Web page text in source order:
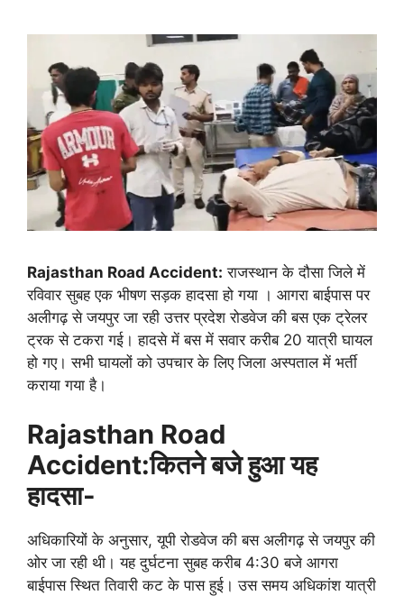
Rajasthan Road Accident: राजस्थान के दौसा जिले में
रविवार सुबह एक भीषण सड़क हादसा हो गया । आगरा बाईपास पर
अलीगढ़ से जयपुर जा रही उत्तर प्रदेश रोडवेज की बस एक ट्रेलर
ट्रक से टकरा गई। हादसे में बस में सवार करीब 20 यात्री घायल
हो गए। सभी घायलों को उपचार के लिए जिला अस्पताल में भर्ती
कराया गया है।
Rajasthan Road
Accident:कितने बजे हुआ यह
हादसा-
अधिकारियों के अनुसार, यूपी रोडवेज की बस अलीगढ़ से जयपुर की
ओर जा रही थी। यह दुर्घटना सुबह करीब 4:30 बजे आगरा
बाईपास स्थित तिवारी कट के पास हुई। उस समय अधिकांश यात्री